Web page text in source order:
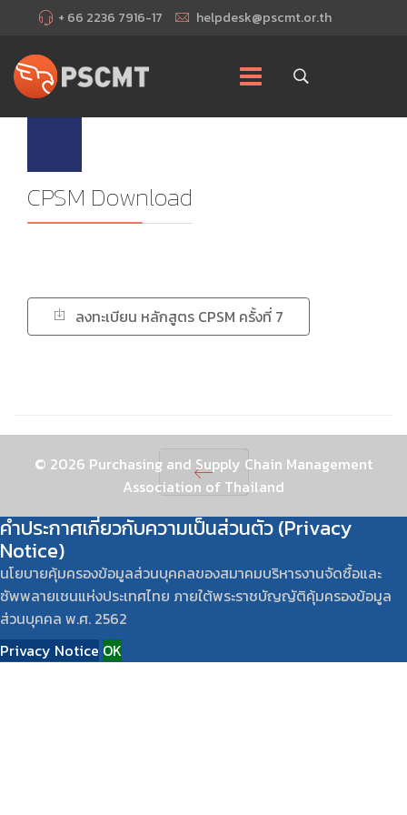
+ 66 2236 7916-17 helpdesk@pscmt.or.th
CPSM Download
ลงทะเบียน หลักสูตร CPSM ครั้งที่ 7
Prev
© 2026 Purchasing and Supply Chain Management
Association of Thailand
คำประกาศเกี่ยวกับความเป็นส่วนตัว (Privacy
Notice)
นโยบายคุ้มครองข้อมูลส่วนบุคคลของสมาคมบริหารงานจัดซื้อและ
ซัพพลายเชนแห่งประเทศไทย ภายใต้พระราชบัญญัติคุ้มครองข้อมูล
ส่วนบุคคล พ.ศ. 2562
Privacy Notice OK